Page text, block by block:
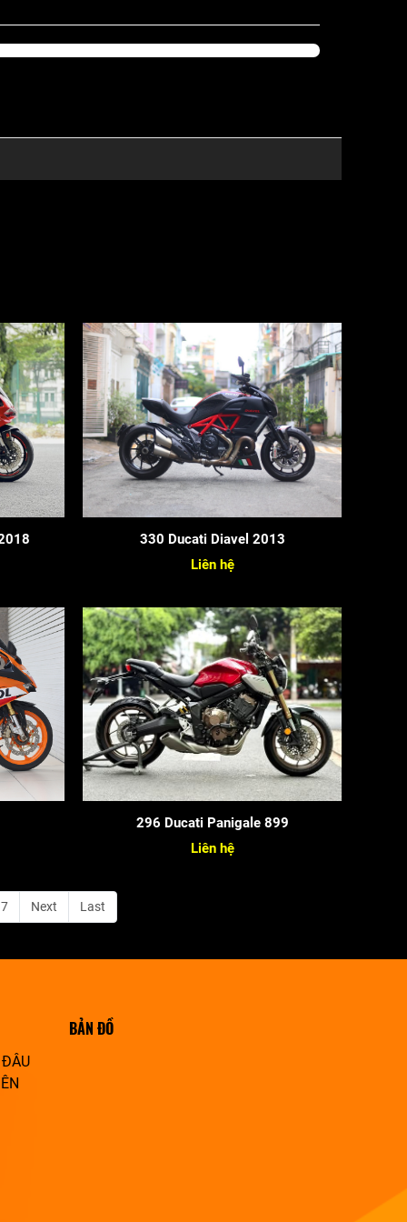
330 Ducati Diavel 2013
Liên hệ
296 Ducati Panigale 899
Liên hệ
Next Last
ĐÂU
BẢN ĐỒ